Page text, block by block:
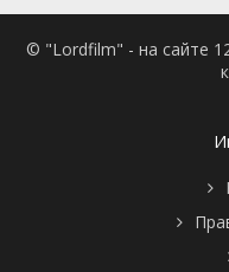
© "Lordfilm" - на сайте